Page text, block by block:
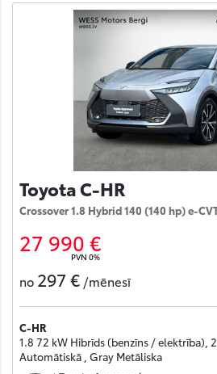
Toyota C-HR
Crossover 1.8 Hybrid 140 (140 hp) e-
27 990 €
PVN 0%
no 297 € /mēnesī
C-HR
1.8 72 kW Hibrīds (benzīns / elektrība),
Automātiskā , Gray Metāliska